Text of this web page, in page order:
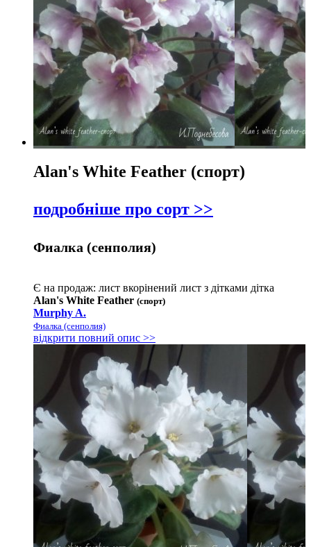
Alan's White Feather (спорт)
подробніше про сорт >>
Фиалка (сенполия)
Є на продаж: лист вкорінений лист з дітками дітка
Alan's White Feather (спорт)
Murphy A.
Фиалка (сенполия)
відкрити повний опис >>